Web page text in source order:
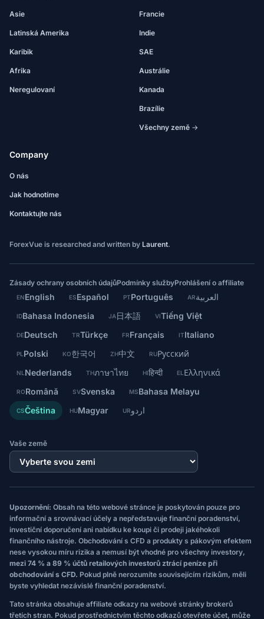
Asie
Latinská Amerika
Karibik
Afrika
Neregulovaní
Francie
Indie
SAE
Austrálie
Kanada
Brazílie
Všechny země →
Company
O nás
Jak hodnotíme
Kontaktujte nás
ForexVue is researched and written by Laurent.
Zásady ochrany osobních údajůPodmínky službyProhlášení o affiliate
ENEnglish ESEspañol PTPortuguês ARالعربية
IDBahasa Indonesia JA日本語 VITiếng Việt
DEDeutsch TRTürkçe FRFrançais ITItaliano
PL Polski KO한국어 ZH中文 RUРусский
NL Nederlands THภาษาไทย HIहिन्दी EL Ελληνικά
RORomână SVSvenska MSBahasa Melayu
CSČeština HUMagyar URاردو
Vaše země
Upozornění: Obsah na této webové stránce je poskytován pouze pro
informační a srovnávací účely a nepředstavuje finanční poradenství,
investiční doporučení ani nabídku ke koupi či prodeji jakéhokoli
finančního nástroje. Obchodování s CFD a produkty s pákovým efektem
nese vysokou míru rizika a nemusí být vhodné pro všechny investory,
mezi 74 % a 89 % účtů retailových investorů ztrácí peníze při
obchodování s CFD. Pokud plně nerozumíte souvisejícím rizikům, měli
byste vyhledat nezávislé finanční poradenství.
Tato stránka obsahuje affiliate odkazy na webové stránky brokerů
třetích stran. Pokud prostřednictvím těchto odkazů otevřete účet, může